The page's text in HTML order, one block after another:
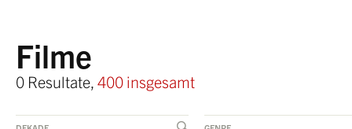
Filme
0 Resultate, 400 insgesamt